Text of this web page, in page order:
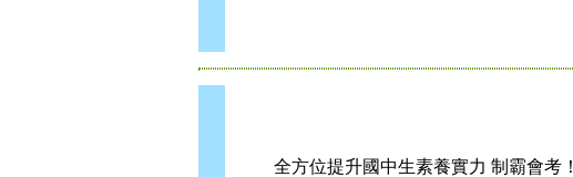
全方位提升國中生素養實力 制霸會考！